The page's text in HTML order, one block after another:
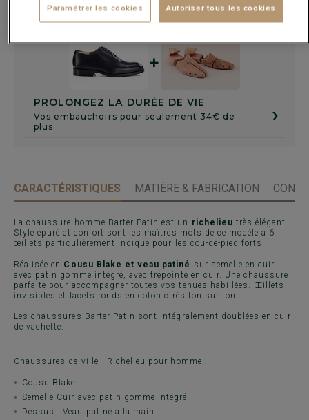
30 jours pour changer d'avis !
PROLONGEZ LA DURÉE DE VIE
Vos embauchoirs pour seulement 34€ de
plus
›
+
CARACTÉRISTIQUES MATIÈRE & FABRICATION
La chaussure homme Barter Patin est un richelieu très élégant.
Style épuré et confort sont les maîtres mots de ce modèle à 6
œillets particulièrement indiqué pour les cou-de-pied forts.
Réalisée en Cousu Blake et veau patiné sur semelle en cuir
avec patin gomme intégré, avec trépointe en cuir. Une chaussure
parfaite pour accompagner toutes vos tenues habillées. Œillets
invisibles et lacets ronds en coton cirés ton sur ton.
Les chaussures Barter Patin sont intégralement doublées en cuir
de vachette.
Chaussures de ville - Richelieu pour homme :
Cousu Blake
Semelle Cuir avec patin gomme intégré
Dessus : Veau patiné à la main
Paramétrer les cookies Autoriser tous les cookies